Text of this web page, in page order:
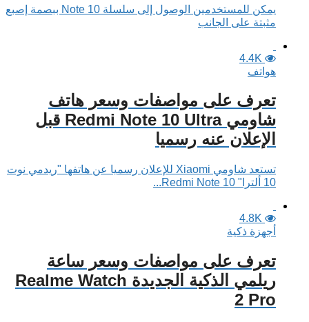
يمكن للمستخدمين الوصول إلى سلسلة Note 10 ببصمة إصبع
مثبتة على الجانب
4.4K
هواتف
تعرف على مواصفات وسعر هاتف
شاومي Redmi Note 10 Ultra قبل
الإعلان عنه رسميا
تستعد شاومي Xiaomi للإعلان رسميا عن هاتفها "ريدمي نوت
10 ألترا" Redmi Note 10...
4.8K
أجهزة ذكية
تعرف على مواصفات وسعر ساعة
ريلمي الذكية الجديدة Realme Watch
2 Pro